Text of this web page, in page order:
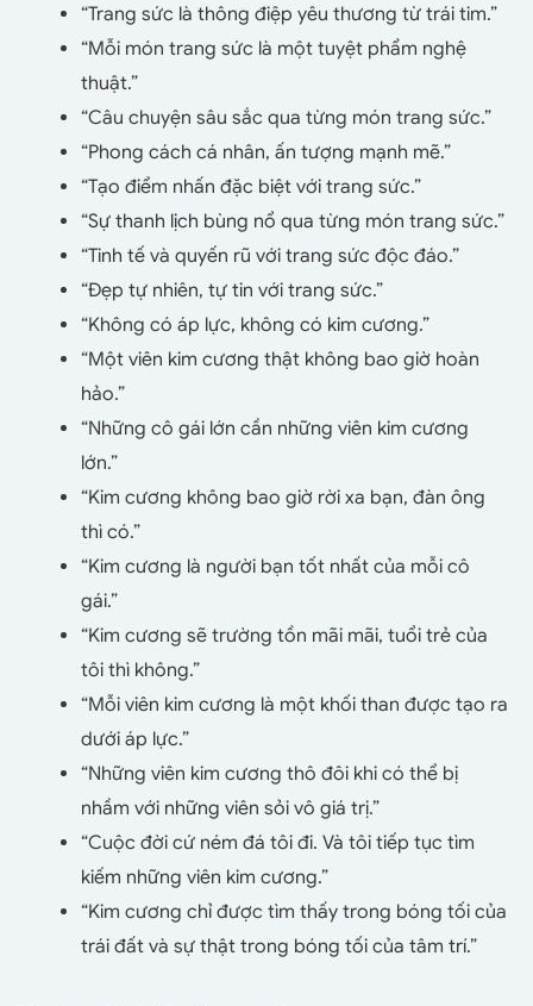
“Trang sức là thông điệp yêu thương từ trái tim.”
“Mỗi món trang sức là một tuyệt phẩm nghệ
thuật.”
“Câu chuyện sâu sắc qua từng món trang sức.”
“Phong cách cá nhân, ấn tượng mạnh mẽ.”
“Tạo điểm nhấn đặc biệt với trang sức.”
“Sự thanh lịch bùng nổ qua từng món trang sức.”
“Tinh tế và quyến rũ với trang sức độc đáo.”
“Đẹp tự nhiên, tự tin với trang sức.”
“Không có áp lực, không có kim cương.”
“Một viên kim cương thật không bao giờ hoàn
hảo.”
“Những cô gái lớn cần những viên kim cương
lớn.”
“Kim cương không bao giờ rời xa bạn, đàn ông
thì có.”
“Kim cương là người bạn tốt nhất của mỗi cô
gái.”
“Kim cương sẽ trường tồn mãi mãi, tuổi trẻ của
tôi thì không.”
“Mỗi viên kim cương là một khối than được tạo ra
dưới áp lực.”
“Những viên kim cương thô đôi khi có thể bị
nhầm với những viên sỏi vô giá trị.”
“Cuộc đời cứ ném đá tôi đi. Và tôi tiếp tục tìm
kiếm những viên kim cương.”
“Kim cương chỉ được tìm thấy trong bóng tối của
trái đất và sự thật trong bóng tối của tâm trí.”